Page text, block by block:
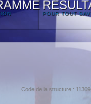
POUR TOUT
Code de la structure :